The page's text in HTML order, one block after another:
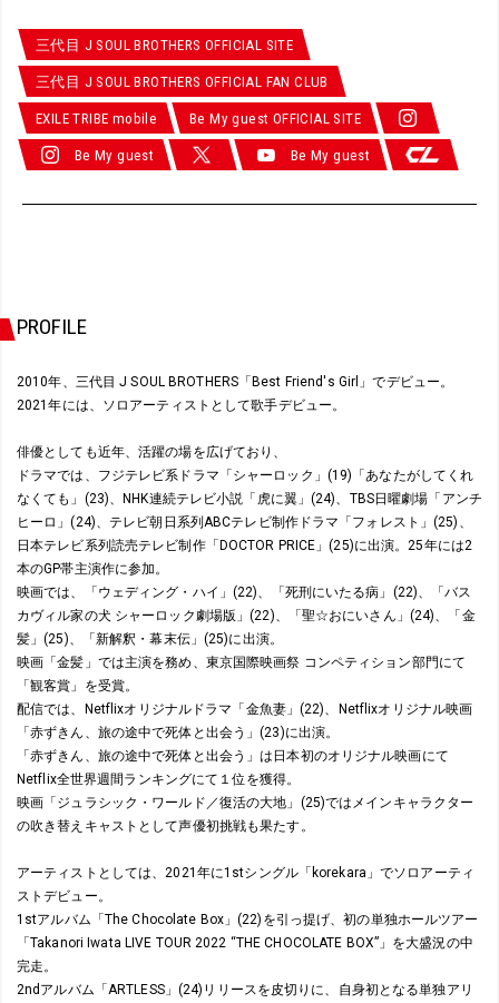
三代目 J SOUL BROTHERS OFFICIAL SITE
三代目 J SOUL BROTHERS OFFICIAL FAN CLUB
EXILE TRIBE mobile Be My guest OFFICIAL SITE
Be My guest Be My guest
PROFILE
2010年、三代目 J SOUL BROTHERS「Best Friend's Girl」でデビュー。
2021年には、ソロアーティストとして歌手デビュー。
俳優としても近年、活躍の場を広げており、
ドラマでは、フジテレビ系ドラマ「シャーロック」(19)「あなたがしてくれ
なくても」(23)、NHK連続テレビ小説「虎に翼」(24)、TBS日曜劇場「アンチ
ヒーロ」(24)、テレビ朝日系列ABCテレビ制作ドラマ「フォレスト」(25)、
日本テレビ系列読売テレビ制作「DOCTOR PRICE」(25)に出演。25年には2
本のGP帯主演作に参加。
映画では、「ウェディング・ハイ」(22)、「死刑にいたる病」(22)、「バス
カヴィル家の犬 シャーロック劇場版」(22)、「聖☆おにいさん」(24)、「金
髪」(25)、「新解釈・幕末伝」(25)に出演。
映画「金髪」では主演を務め、東京国際映画祭 コンペティション部門にて
「観客賞」を受賞。
配信では、Netflixオリジナルドラマ「金魚妻」(22)、Netflixオリジナル映画
「赤ずきん、旅の途中で死体と出会う」(23)に出演。
「赤ずきん、旅の途中で死体と出会う」は日本初のオリジナル映画にて
Netflix全世界週間ランキングにて１位を獲得。
映画「ジュラシック・ワールド／復活の大地」(25)ではメインキャラクター
の吹き替えキャストとして声優初挑戦も果たす。
アーティストとしては、2021年に1stシングル「korekara」でソロアーティ
ストデビュー。
1stアルバム「The Chocolate Box」(22)を引っ提げ、初の単独ホールツアー
「Takanori Iwata LIVE TOUR 2022 “THE CHOCOLATE BOX”」を大盛況の中
完走。
2ndアルバム「ARTLESS」(24)リリースを皮切りに、自身初となる単独アリ